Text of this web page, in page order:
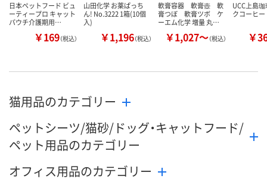
日本ペットフード ビュ
ーティープロ キャット
パウチ介護期用…
￥169（税込）
山田化学 お薬ぱっち
ん! No.3222 1箱(10個
入)
￥1,196（税込）
軟膏容器 軟膏壺 軟
膏つぼ 軟膏ツボ ケ
ーエム化学 増量 丸…
￥1,027～（税込）
UCC上島
クコーヒー
￥
猫用品のカテゴリー
ペットシーツ/猫砂/ドッグ・キャットフード/
ペット用品のカテゴリー
オフィス用品のカテゴリー